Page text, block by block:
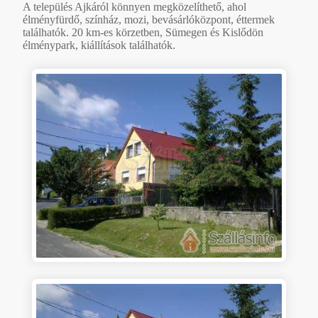
A település Ajkáról könnyen megközelíthető, ahol
élményfürdő, színház, mozi, bevásárlóközpont, éttermek
találhatók. 20 km-es körzetben, Sümegen és Kislődön
élménypark, kiállítások találhatók.